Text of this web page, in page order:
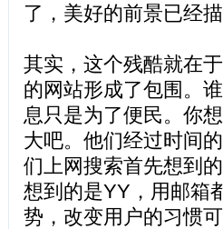
了，美好的前景已经
其实，这个残酷就在
的网站形成了包围。
息只是为了便民。你
大吧。他们经过时间
们上网搜索首先想到
想到的是YY，用邮箱
势，改变用户的习惯